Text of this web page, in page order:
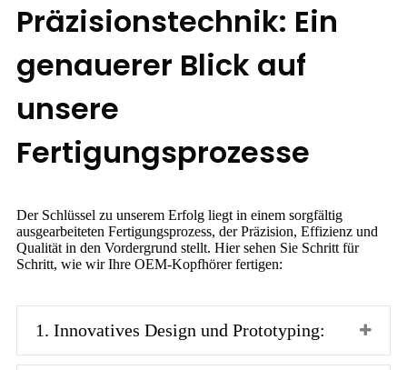
Präzisionstechnik: Ein
genauerer Blick auf
unsere
Fertigungsprozesse
Der Schlüssel zu unserem Erfolg liegt in einem sorgfältig
ausgearbeiteten Fertigungsprozess, der Präzision, Effizienz und
Qualität in den Vordergrund stellt. Hier sehen Sie Schritt für
Schritt, wie wir Ihre OEM-Kopfhörer fertigen:
1. Innovatives Design und Prototyping: